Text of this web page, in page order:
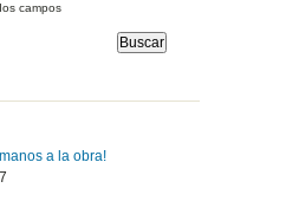
campos
a la obra!